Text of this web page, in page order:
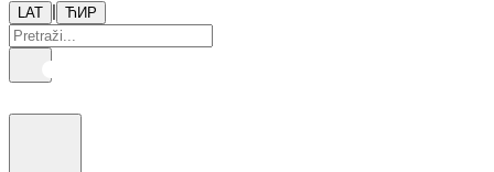
LAT | ЋИР